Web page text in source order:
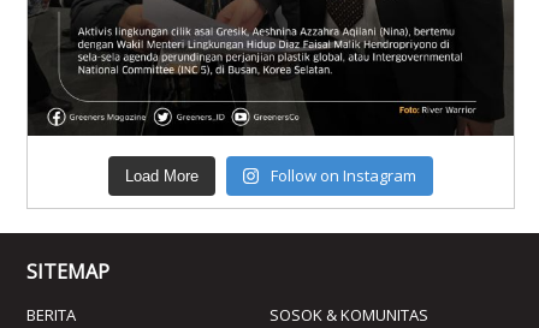
Load More Follow on Instagram
SITEMAP
BERITA
SOSOK & KOMUNITAS